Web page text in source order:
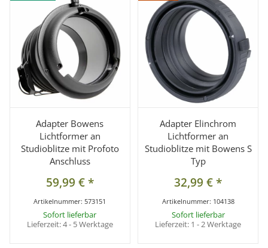
Adapter Bowens
Lichtformer an
Studioblitze mit Profoto
Anschluss
59,99 €*
Artikelnummer: 573151
Sofort lieferbar
Lieferzeit:4 - 5 Werktage
Adapter Elinchrom
Lichtformer an
Studioblitze mit Bowens S
Typ
32,99 €*
Artikelnummer: 104138
Sofort lieferbar
Lieferzeit: 1 - 2 Werktage